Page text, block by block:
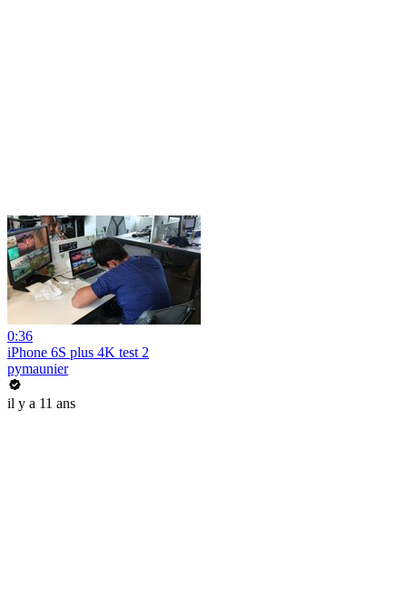
0:36
iPhone 6S plus 4K test 2
pymaunier
il y a 11 ans